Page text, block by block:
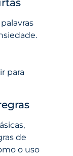
para
de
o uso